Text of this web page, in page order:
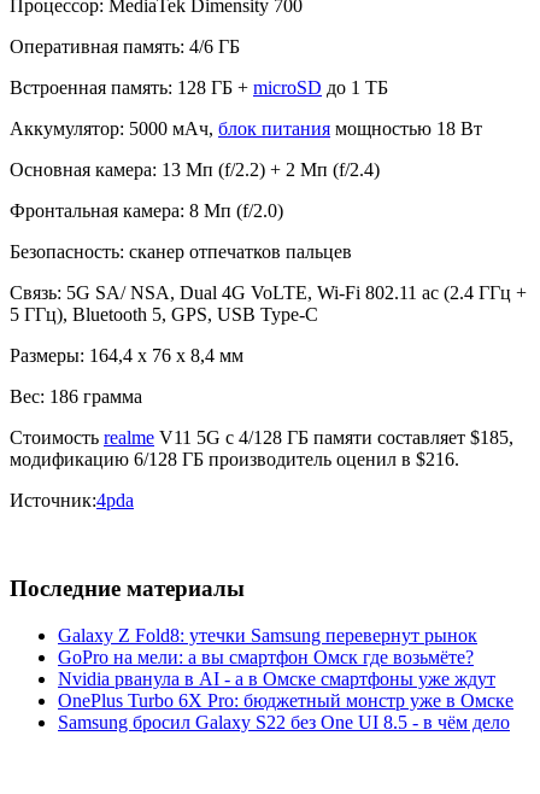
Процессор: MediaTek Dimensity 700
Оперативная память: 4/6 ГБ
Встроенная память: 128 ГБ + microSD до 1 ТБ
Аккумулятор: 5000 мАч, блок питания мощностью 18 Вт
Основная камера: 13 Мп (f/2.2) + 2 Мп (f/2.4)
Фронтальная камера: 8 Мп (f/2.0)
Безопасность: сканер отпечатков пальцев
Связь: 5G SA/ NSA, Dual 4G VoLTE, Wi-Fi 802.11 ac (2.4 ГГц +
5 ГГц), Bluetooth 5, GPS, USB Type-C
Размеры: 164,4 х 76 х 8,4 мм
Вес: 186 грамма
Стоимость realme V11 5G с 4/128 ГБ памяти составляет $185,
модификацию 6/128 ГБ производитель оценил в $216.
Источник:4pda
Последние материалы
Galaxy Z Fold8: утечки Samsung перевернут рынок
GoPro на мели: а вы смартфон Омск где возьмёте?
Nvidia рванула в AI - а в Омске смартфоны уже ждут
OnePlus Turbo 6X Pro: бюджетный монстр уже в Омске
Samsung бросил Galaxy S22 без One UI 8.5 - в чём дело